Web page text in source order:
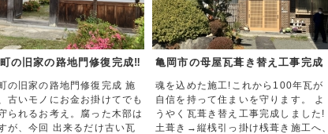
の旧家の路地門修復完成‼
の旧家の路地門修復完成 施
古いモノにお金お掛けてでも
られるお考え。腐った木部は
が、今回 出来るだけ古い瓦
亀岡市の母屋瓦葺き替え工事完成
魂を込めた施工!これから100年瓦が
自信を持って住まいを守ります。 よ
うやく瓦葺き替え工事完成しました!
土葺き→縦桟引っ掛け桟葺き施工へ、